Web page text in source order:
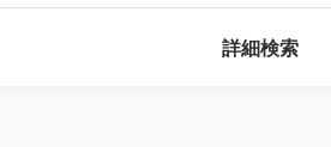
詳細検索